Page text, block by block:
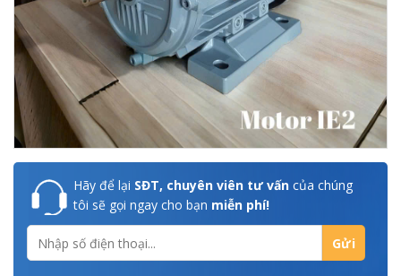
Hãy để lại SĐT, chuyên viên tư vấn của chúng
tôi sẽ gọi ngay cho bạn miễn phí!